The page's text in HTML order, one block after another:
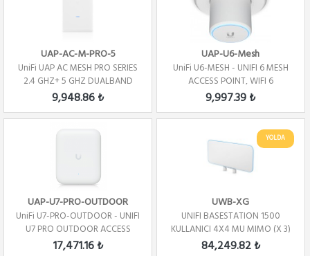
UAP-AC-M-PRO-5
UniFi UAP AC MESH PRO SERIES
2.4 GHZ+ 5 GHZ DUALBAND
5PACK
9,948.86 ₺
UAP-U6-Mesh
UniFi U6-MESH - UNIFI 6 MESH
ACCESS POINT, WIFI 6
9,997.39 ₺
UAP-U7-PRO-OUTDOOR
UniFi U7-PRO-OUTDOOR - UNIFI
U7 PRO OUTDOOR ACCESS
POINT, WIFI 7
17,471.16 ₺
YOLDA
UWB-XG
UNIFI BASESTATION 1500
KULLANICI 4X4 MU MIMO (X 3)
84,249.82 ₺